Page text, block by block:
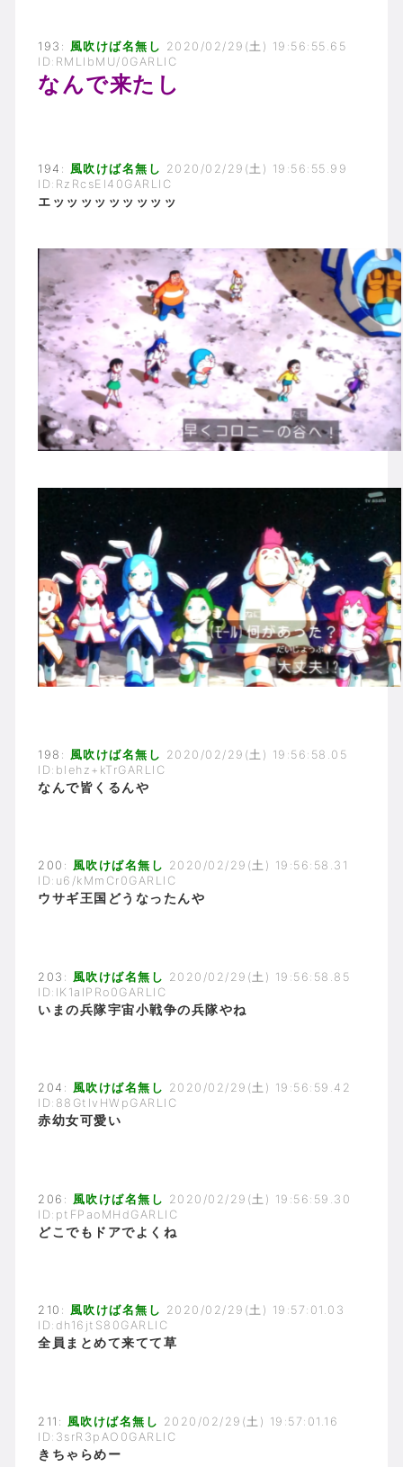
193: 風吹けば名無し 2020/02/29(土) 19:56:55.65
ID:RMLIbMU/0GARLIC
なんで来たし
194: 風吹けば名無し 2020/02/29(土) 19:56:55.99
ID:RzRcsEl40GARLIC
エッッッッッッッッッ
198: 風吹けば名無し 2020/02/29(土) 19:56:58.05
ID:blehz+kTrGARLIC
なんで皆くるんや
200: 風吹けば名無し 2020/02/29(土) 19:56:58.31
ID:u6/kMmCr0GARLIC
ウサギ王国どうなったんや
203: 風吹けば名無し 2020/02/29(土) 19:56:58.85
ID:lK1aIPRo0GARLIC
いまの兵隊宇宙小戦争の兵隊やね
204: 風吹けば名無し 2020/02/29(土) 19:56:59.42
ID:88GtIvHWpGARLIC
赤幼女可愛い
206: 風吹けば名無し 2020/02/29(土) 19:56:59.30
ID:ptFPaoMHdGARLIC
どこでもドアでよくね
210: 風吹けば名無し 2020/02/29(土) 19:57:01.03
ID:dh16jtS80GARLIC
全員まとめて来てて草
211: 風吹けば名無し 2020/02/29(土) 19:57:01.16
ID:3srR3pAO0GARLIC
きちゃらめー